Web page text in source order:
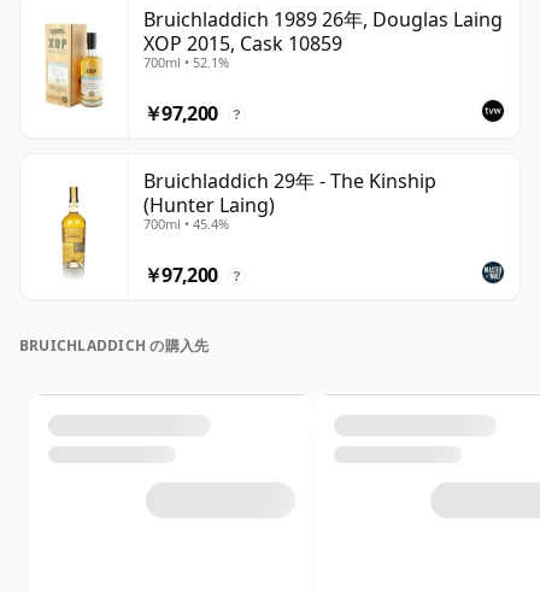
Bruichladdich 1989 26年, Douglas Laing
XOP 2015, Cask 10859
700ml • 52.1%
￥97,200 ?
Bruichladdich 29年 - The Kinship
(Hunter Laing)
700ml • 45.4%
￥97,200 ?
BRUICHLADDICH の購入先